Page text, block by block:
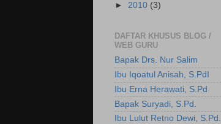
► 2010 (3)
DAFTAR KHUSUS BLOG /
WEB GURU
Bapak Drs. Nur Salim
Ibu Iqoatul Anisah, S.PdI
Ibu Erna Herawati, S.Pd
Bapak Suryadi, S.Pd.
Ibu Lulut Retno Dewi, S.Pd.